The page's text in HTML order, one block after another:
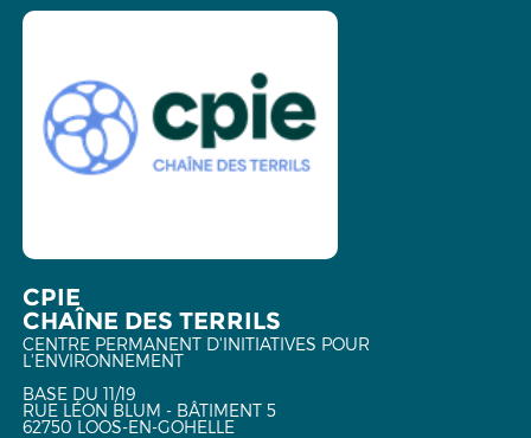
CPIE
CHAÎNE DES TERRILS
CENTRE PERMANENT D'INITIATIVES POUR
L'ENVIRONNEMENT
BASE DU 11/19
RUE LÉON BLUM - BÂTIMENT 5
62750 LOOS-EN-GOHELLE